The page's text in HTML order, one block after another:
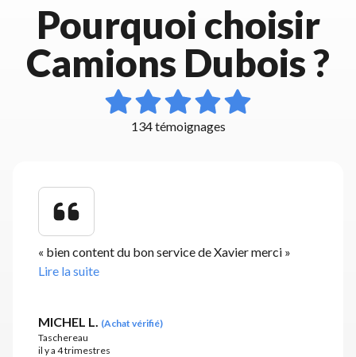
Pourquoi choisir
Camions Dubois ?
134 témoignages
« bien content du bon service de Xavier merci »
Lire la suite
MICHEL L. (Achat vérifié)
Taschereau
il y a 4 trimestres